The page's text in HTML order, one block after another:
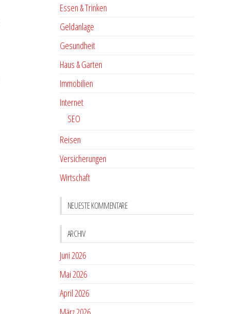
Essen & Trinken
Geldanlage
Gesundheit
Haus & Garten
Immobilien
Internet
SEO
Reisen
Versicherungen
Wirtschaft
NEUESTE KOMMENTARE
ARCHIV
Juni 2026
Mai 2026
April 2026